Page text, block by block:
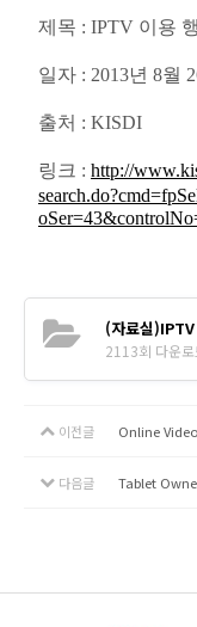
제목 : IPTV 이용
일자 : 2013년 8월
출처 : KISDI
링크 : http://
(자료실
2113회 다운
이전글 Online
다음글 Tablet